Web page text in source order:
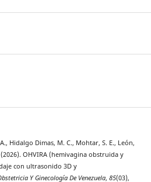
Hidalgo Dimas, M. C., Mohtar, S. E., León,
(2026). OHVIRA (hemivagina obstruida y
con ultrasonido 3D y
Y Ginecología De Venezuela, 85(03),